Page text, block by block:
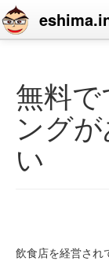
blog
profile
contact
無料
ング
い
飲食店を経営され